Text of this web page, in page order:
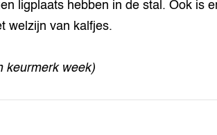
ligplaats hebben in de stal. Ook is
welzijn van kalfjes.
keurmerk week)